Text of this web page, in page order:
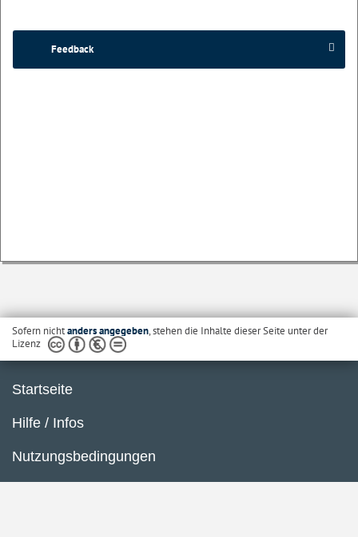
Feedback
Sofern nichtanders angegeben, stehen die Inhalte dieser Seite unter der
Lizenz
Startseite
Hilfe / Infos
Nutzungsbedingungen